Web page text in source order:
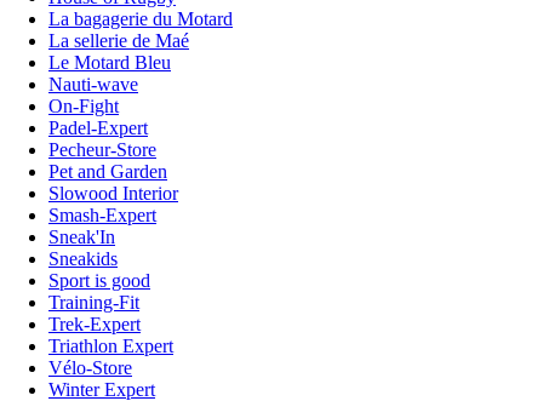
La bagagerie du Motard
La sellerie de Maé
Le Motard Bleu
Nauti-wave
On-Fight
Padel-Expert
Pecheur-Store
Pet and Garden
Slowood Interior
Smash-Expert
Sneak'In
Sneakids
Sport is good
Training-Fit
Trek-Expert
Triathlon Expert
Vélo-Store
Winter Expert